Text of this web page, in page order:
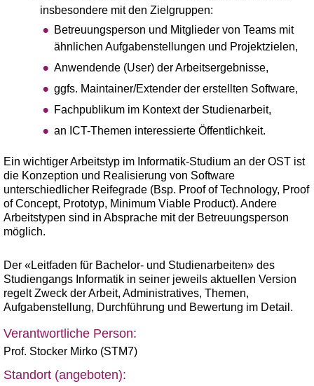
insbesondere mit den Zielgruppen:
Betreuungsperson und Mitglieder von Teams mit
ähnlichen Aufgabenstellungen und Projektzielen,
Anwendende (User) der Arbeitsergebnisse,
ggfs. Maintainer/Extender der erstellten Software,
Fachpublikum im Kontext der Studienarbeit,
an ICT-Themen interessierte Öffentlichkeit.
Ein wichtiger Arbeitstyp im Informatik-Studium an der OST ist
die Konzeption und Realisierung von Software
unterschiedlicher Reifegrade (Bsp. Proof of Technology, Proof
of Concept, Prototyp, Minimum Viable Product). Andere
Arbeitstypen sind in Absprache mit der Betreuungsperson
möglich.
Der «Leitfaden für Bachelor- und Studienarbeiten» des
Studiengangs Informatik in seiner jeweils aktuellen Version
regelt Zweck der Arbeit, Administratives, Themen,
Aufgabenstellung, Durchführung und Bewertung im Detail.
Verantwortliche Person:
Prof. Stocker Mirko (STM7)
Standort (angeboten):